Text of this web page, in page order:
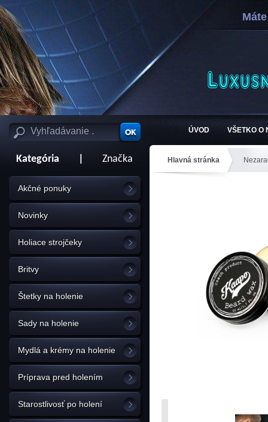
ÚVOD VŠETKO O
Kategória Značka
Akčné ponuky
Novinky
Holiace strojčeky
Britvy
Štetky na holenie
Sady na holenie
Mydlá a krémy na holenie
Príprava pred holením
Starostlivosť po holení
Hlavná stránka